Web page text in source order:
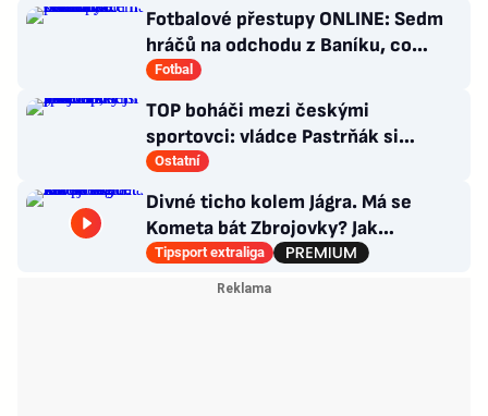
Fotbalové přestupy ONLINE: Sedm
hráčů na odchodu z Baníku, co
situace kolem Nombila?
Fotbal
TOP boháči mezi českými
sportovci: vládce Pastrňák si
pohoršil, překvapil „nejotravnější“
hráč
Ostatní
Divné ticho kolem Jágra. Má se
Kometa bát Zbrojovky? Jak
poskládat Pardubice
Tipsport extraliga